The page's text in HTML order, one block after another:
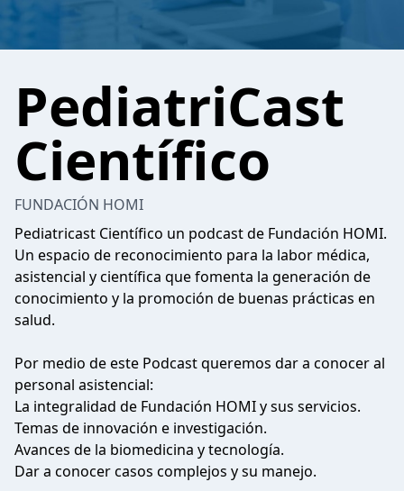
PediatriCast
Científico
FUNDACIÓN HOMI
Pediatricast Científico un podcast de Fundación HOMI.
Un espacio de reconocimiento para la labor médica,
asistencial y científica que fomenta la generación de
conocimiento y la promoción de buenas prácticas en
salud.
Por medio de este Podcast queremos dar a conocer al
personal asistencial:
La integralidad de Fundación HOMI y sus servicios.
Temas de innovación e investigación.
Avances de la biomedicina y tecnología.
Dar a conocer casos complejos y su manejo.